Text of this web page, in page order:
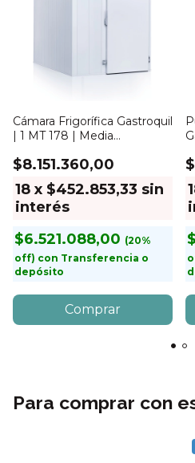
Cámara Frigorífica Gastroquil
| 1 MT 178 | Media
$8.151.360,00
18 x $452.853,33 sin
interés
$6.521.088,00
con Transferencia o
depósito
Para comprar con